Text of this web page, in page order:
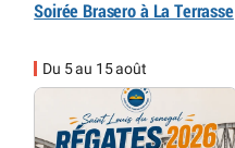
Soirée Brasero à La Terrasse
Du 5 au 15 août